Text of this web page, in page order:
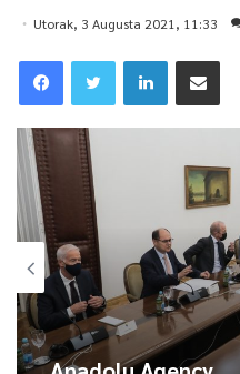
Utorak, 3 Augusta 2021, 11:33